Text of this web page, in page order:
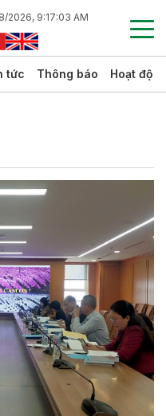
2026, 9:17:03 AM
tức Thông báo Hoạt